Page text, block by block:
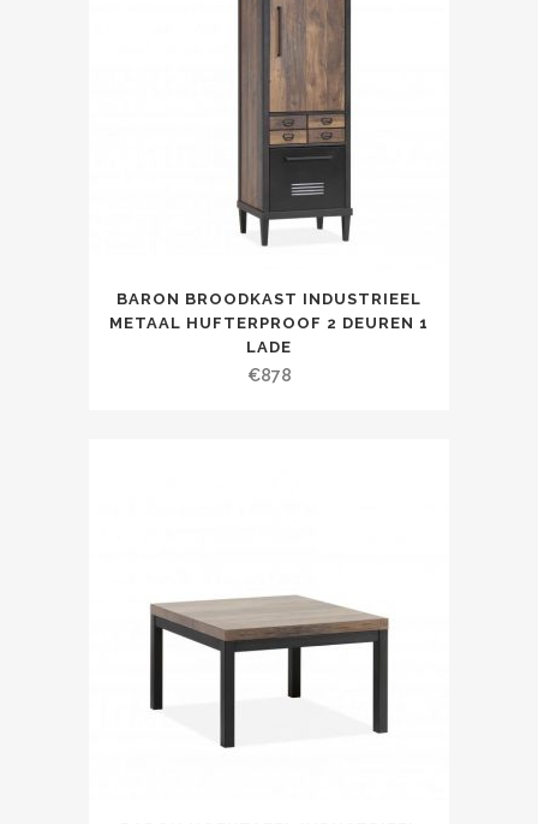
BARON BROODKAST INDUSTRIEEL
METAAL HUFTERPROOF 2 DEUREN 1
LADE
€878